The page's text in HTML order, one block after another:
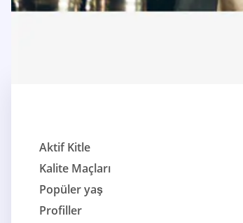
Aktif Kitle
Kalite Maçları
Popüler yaş
Profiller